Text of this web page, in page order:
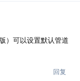
）可以设置默认管道
回复